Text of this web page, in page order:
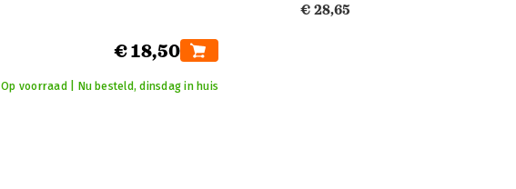
€ 18,50
Op voorraad | Nu besteld, dinsdag in huis
€ 28,65